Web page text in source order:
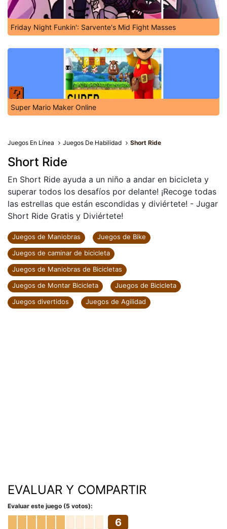
Friday Night Funkin': Sarvente's Mid Fight Masses
Super Mario Maker Online
Juegos En Línea Juegos De Habilidad Short Ride
Short Ride
En Short Ride ayuda a un niño a andar en bicicleta y
superar todos los desafíos por delante! ¡Recoge todas
las estrellas que están escondidas y diviértete! - Jugar
Short Ride Gratis y Diviértete!
Juegos de Maniobras
Juegos de Bike
Juegos de caminar de bicicleta
Juegos de Maniobras de Bicicletas
Juegos de Montar Bicicleta
Juegos de Bicicleta
Juegos divertidos
Juegos de Agilidad
EVALUAR Y COMPARTIR
Evaluar este juego (5 votos):
6